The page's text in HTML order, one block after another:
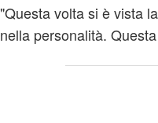
"Questa volta si è vista
nella personalità.